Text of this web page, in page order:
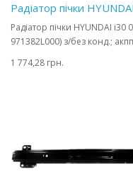
Радіатор пічки
Радіатор пічки HYUNDAI i30
971382L000) з/без конд.;
1 774,28 грн.